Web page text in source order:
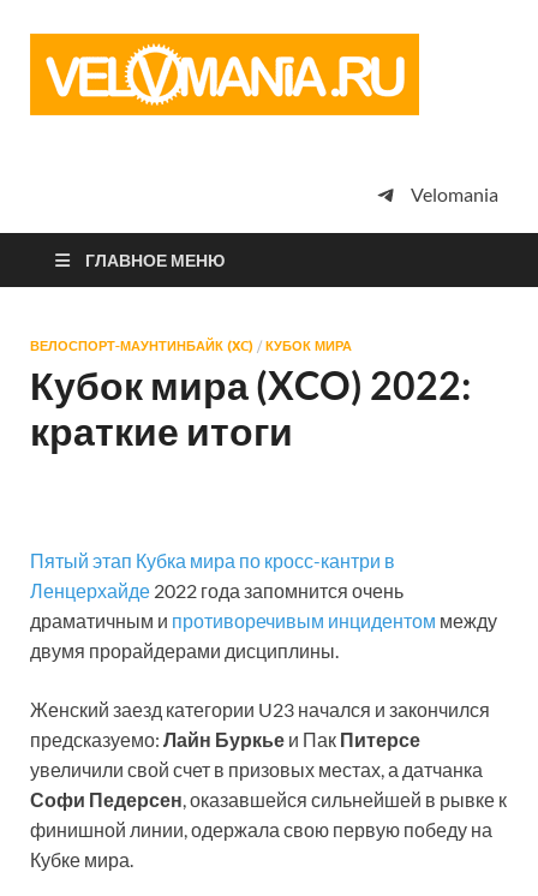
просто
Velomania
ГЛАВНОЕ МЕНЮ
ВЕЛОСПОРТ-МАУНТИНБАЙК (XC) / КУБОК МИРА
Кубок мира (XCO) 2022:
краткие итоги
Пятый этап Кубка мира по кросс-кантри в
Ленцерхайде 2022 года запомнится очень
драматичным и противоречивым инцидентом между
двумя прорайдерами дисциплины.
Женский заезд категории U23 начался и закончился
предсказуемо: Лайн Буркье и Пак Питерсе
увеличили свой счет в призовых местах, а датчанка
Софи Педерсен, оказавшейся сильнейшей в рывке к
финишной линии, одержала свою первую победу на
Кубке мира.